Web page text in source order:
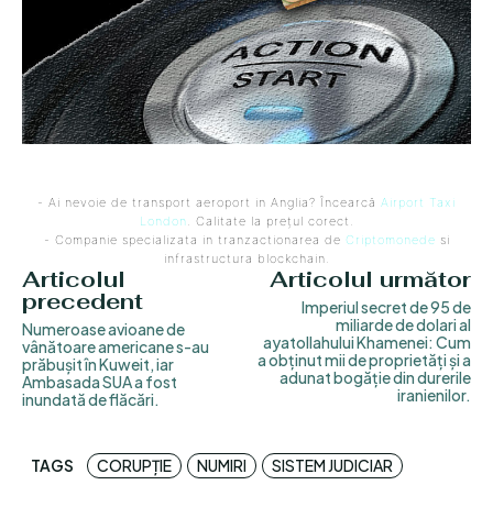
- Ai nevoie de transport aeroport in Anglia? Încearcă Airport Taxi
London. Calitate la prețul corect.
- Companie specializata in tranzactionarea de Criptomonede si
infrastructura blockchain.
Articolul
precedent
Numeroase avioane de
vânătoare americane s-au
prăbușit în Kuweit, iar
Ambasada SUA a fost
inundată de flăcări.
Articolul următor
Imperiul secret de 95 de
miliarde de dolari al
ayatollahului Khamenei: Cum
a obținut mii de proprietăți și a
adunat bogăție din durerile
iranienilor.
TAGS CORUPȚIE NUMIRI SISTEM JUDICIAR